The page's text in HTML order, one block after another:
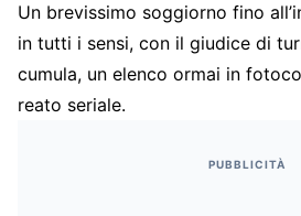
Un brevissimo soggiorno fino
in tutti i sensi, con il giudice di
cumula, un elenco ormai in
reato seriale.
PUBBLICITÀ